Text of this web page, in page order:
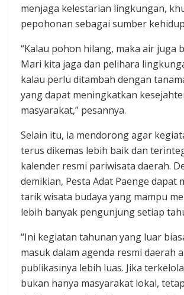
menjaga kelestarian lingkungan,
pepohonan sebagai sumber
“Kalau pohon hilang, maka air juga
Mari kita jaga dan pelihara
kalau perlu ditambah dengan
yang dapat meningkatkan
masyarakat,” pesannya.
Selain itu, ia mendorong agar
terus dikemas lebih baik dan
kalender resmi pariwisata daerah.
demikian, Pesta Adat Paenge dapat
tarik wisata budaya yang mampu
lebih banyak pengunjung setiap
“Ini kegiatan tahunan yang luar
masuk dalam agenda resmi daerah
publikasinya lebih luas. Jika
bukan hanya masyarakat lokal,